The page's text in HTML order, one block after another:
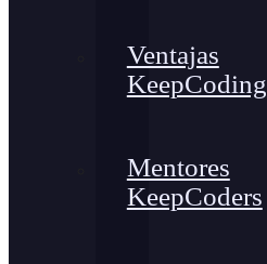
Ventajas
KeepCoding
Mentores
KeepCoders